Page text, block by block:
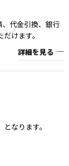
代金引換、銀行
けます。
詳細を見る
なります。